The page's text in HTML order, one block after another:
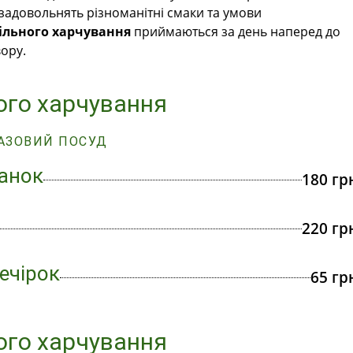
різноманітні смаки та умови
харчування приймаються за день наперед до
харчування
ПОСУД
180
220
65
харчування